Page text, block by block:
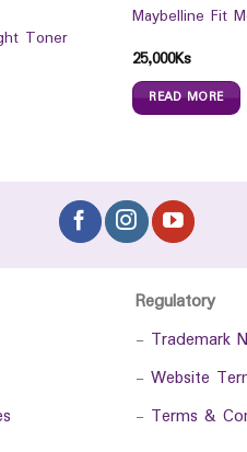
Toner
Maybelline Fit
25,000Ks
READ MORE
Regulatory
- Trademark
- Website
- Terms &